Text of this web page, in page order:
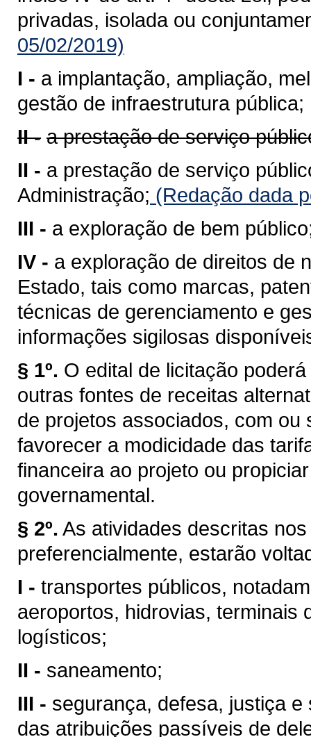
privadas, isolada ou
05/02/2019)
I - a implantação, ampliação,
gestão de infraestrutura pública;
II - a prestação de serviço
II - a prestação de serviço
Administração; (Redação dada
III - a exploração de bem
IV - a exploração de direitos de
Estado, tais como marcas,
técnicas de gerenciamento e
informações sigilosas
§ 1º. O edital de licitação
outras fontes de receitas
de projetos associados, com
favorecer a modicidade das
financeira ao projeto ou
governamental.
§ 2º. As atividades descritas
preferencialmente, estarão
I - transportes públicos,
aeroportos, hidrovias, terminais
logísticos;
II - saneamento;
III - segurança, defesa, justiça
das atribuições passíveis de